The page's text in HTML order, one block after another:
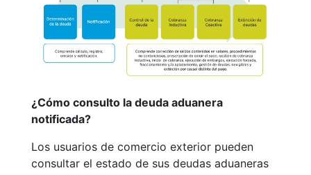
¿Cómo consulto la deuda aduanera
notificada?
Los usuarios de comercio exterior pueden
consultar el estado de sus deudas aduaneras